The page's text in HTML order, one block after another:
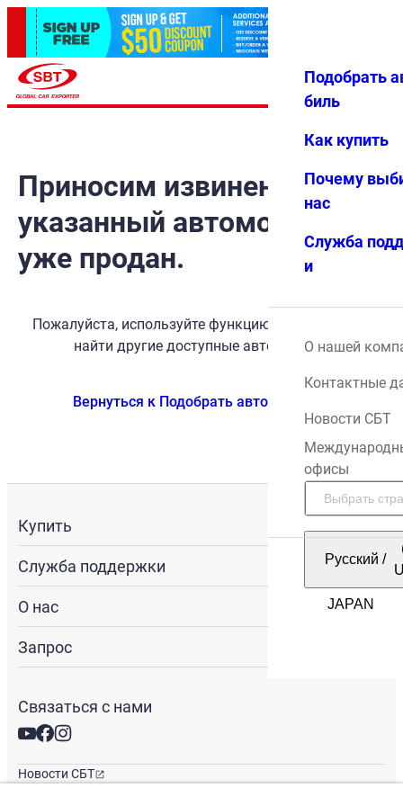
Избранн
Меню
Подобрать
биль
Как купить
Почему
нас
Служба
и
О нашей
Контактные
Новости СБТ
офисы
Русский /
Приносим извинения, но
указанный автомобиль
уже продан.
Пожалуйста, используйте функцию поиска, чтобы
найти другие доступные автомобили.
Вернуться к Подобрать автомобиль
Купить
Служба поддержки
О нас
Запрос
Связаться с нами
Новости СБТ